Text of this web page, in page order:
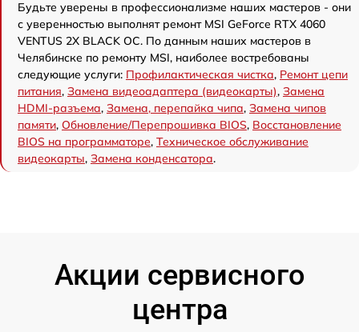
Будьте уверены в профессионализме наших мастеров - они
с уверенностью выполнят ремонт MSI GeForce RTX 4060
VENTUS 2X BLACK OC. По данным наших мастеров в
Челябинске по ремонту MSI, наиболее востребованы
следующие услуги: Профилактическая чистка, Ремонт цепи
питания, Замена видеоадаптера (видеокарты), Замена
HDMI-разъема, Замена, перепайка чипа, Замена чипов
памяти, Обновление/Перепрошивка BIOS, Восстановление
BIOS на программаторе, Техническое обслуживание
видеокарты, Замена конденсатора.
Акции сервисного
центра